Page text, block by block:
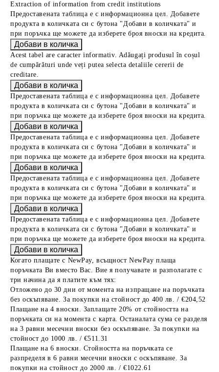
Extraction of information from credit institutions
Предоставената таблица е с информационна цел. Добавете
продукта в количката си с бутона "Добави в количката" и
при поръчка ще можете да изберете броя вноски на кредита.
Acest tabel are caracter informativ. Adăugați produsul în coșul
de cumpărături unde veți putea selecta detaliile cererii de
creditare.
Предоставената таблица е с информационна цел. Добавете
продукта в количката си с бутона "Добави в количката" и
при поръчка ще можете да изберете броя вноски на кредита.
Предоставената таблица е с информационна цел. Добавете
продукта в количката си с бутона "Добави в количката" и
при поръчка ще можете да изберете броя вноски на кредита.
Предоставената таблица е с информационна цел. Добавете
продукта в количката си с бутона "Добави в количката" и
при поръчка ще можете да изберете броя вноски на кредита.
Предоставената таблица е с информационна цел. Добавете
продукта в количката си с бутона "Добави в количката" и
при поръчка ще можете да изберете броя вноски на кредита.
Когато плащате с NewPay, всъщност NewPay плаща
поръчката Ви вместо Вас. Вие я получавате и разполагате с
три начина да я платите към тях:
Отложено до 30 дни от момента на изпращане на поръчката
без оскъпяване. За покупки на стойност до 400 лв. / €204,52
Плащане на 4 вноски. Заплащате 20% от стойността на
поръчката си на момента с карта. Останалата сума се разделя
на 3 равни месечни вноски без оскъпяване. За покупки на
стойност до 1000 лв. / €511.31
Плащане на 6 вноски. Стойността на поръчката се
разпределя в 6 равни месечни вноски с оскъпяване. За
покупки на стойност до 2000 лв. / €1022.61